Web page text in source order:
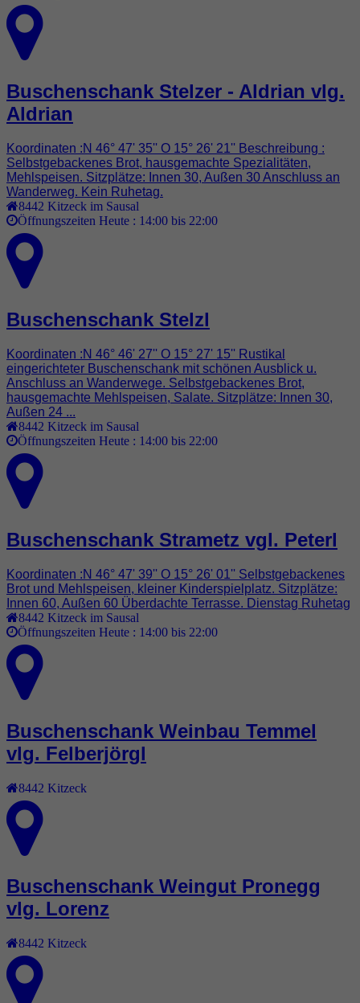
Buschenschank Stelzer - Aldrian vlg.
Aldrian
Koordinaten :N 46° 47' 35'' O 15° 26' 21'' Beschreibung :
Selbstgebackenes Brot, hausgemachte Spezialitäten,
Mehlspeisen. Sitzplätze: Innen 30, Außen 30 Anschluss an
Wanderweg. Kein Ruhetag.
8442 Kitzeck im Sausal
Öffnungszeiten Heute : 14:00 bis 22:00
Buschenschank Stelzl
Koordinaten :N 46° 46' 27'' O 15° 27' 15'' Rustikal
eingerichteter Buschenschank mit schönen Ausblick u.
Anschluss an Wanderwege. Selbstgebackenes Brot,
hausgemachte Mehlspeisen, Salate. Sitzplätze: Innen 30,
Außen 24 ...
8442 Kitzeck im Sausal
Öffnungszeiten Heute : 14:00 bis 22:00
Buschenschank Strametz vgl. Peterl
Koordinaten :N 46° 47' 39'' O 15° 26' 01'' Selbstgebackenes
Brot und Mehlspeisen, kleiner Kinderspielplatz. Sitzplätze:
Innen 60, Außen 60 Überdachte Terrasse. Dienstag Ruhetag
8442 Kitzeck im Sausal
Öffnungszeiten Heute : 14:00 bis 22:00
Buschenschank Weinbau Temmel
vlg. Felberjörgl
8442 Kitzeck
Buschenschank Weingut Pronegg
vlg. Lorenz
8442 Kitzeck